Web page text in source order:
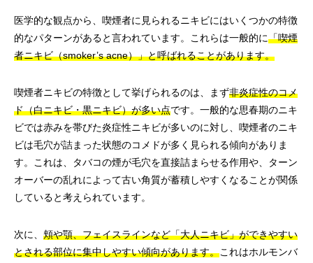
医学的な観点から、喫煙者に見られるニキビにはいくつかの特徴
的なパターンがあると言われています。これらは一般的に「喫煙
者ニキビ（smoker’s acne）」と呼ばれることがあります。
喫煙者ニキビの特徴として挙げられるのは、まず非炎症性のコメ
ド（白ニキビ・黒ニキビ）が多い点です。一般的な思春期のニキ
ビでは赤みを帯びた炎症性ニキビが多いのに対し、喫煙者のニキ
ビは毛穴が詰まった状態のコメドが多く見られる傾向がありま
す。これは、タバコの煙が毛穴を直接詰まらせる作用や、ターン
オーバーの乱れによって古い角質が蓄積しやすくなることが関係
していると考えられています。
次に、 頬や顎、フェイスラインなど「大人ニキビ」ができやすい
とされる部位に集中しやすい傾向があります。これはホルモンバ